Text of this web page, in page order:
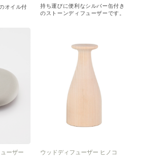
オイル付
持ち運びに便利なシルバー缶付き
のストーンディフューザーです。
ーザー
ウッドディフューザー ヒノコ